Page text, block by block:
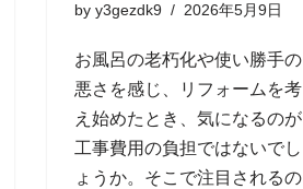
by y3gezdk9 2026年5月9日
お風呂の老朽化や使い勝手の
悪さを感じ、リフォームを考
え始めたとき、気になるのが
工事費用の負担ではないでし
ょうか。そこで注目されるの